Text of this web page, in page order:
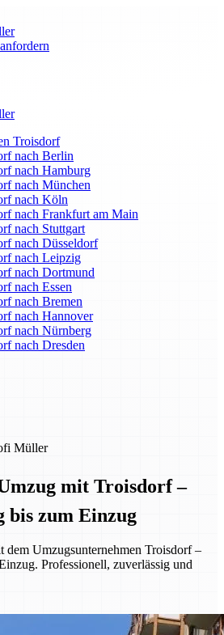
Troisdorf
nach Berlin
nach Hamburg
nach München
nach Köln
nach Frankfurt am Main
nach Stuttgart
nach Düsseldorf
nach Leipzig
nach Dortmund
nach Essen
nach Bremen
nach Hannover
nach Nürnberg
nach Dresden
Müller
mit Troisdorf –
bis zum Einzug
dem Umzugsunternehmen Troisdorf –
Professionell, zuverlässig und